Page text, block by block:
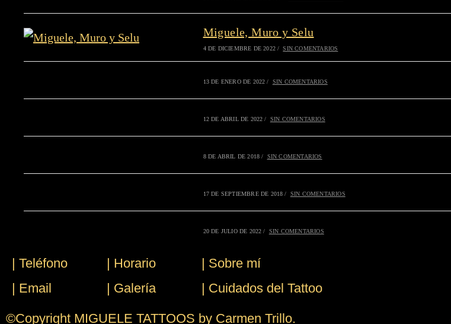
Miguele, Muro y Selu
4 DE DICIEMBRE DE 2022 / SIN COMENTARIOS
13 DE ENERO DE 2022 / SIN COMENTARIOS
12 DE ABRIL DE 2022 / SIN COMENTARIOS
8 DE ABRIL DE 2018 / SIN COMENTARIOS
17 DE SEPTIEMBRE DE 2018 / SIN COMENTARIOS
20 DE JULIO DE 2022 / SIN COMENTARIOS
| Teléfono
| Email
| Horario
| Galería
| Sobre mí
| Cuidados del Tattoo
©Copyright MIGUELE TATTOOS by Carmen Trillo.